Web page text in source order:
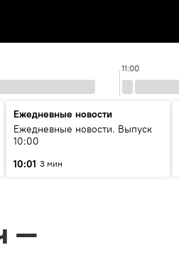
11:00
Ежедневные новости
Ежедневные новости. Выпуск
10:00
10:01 3 мин
—